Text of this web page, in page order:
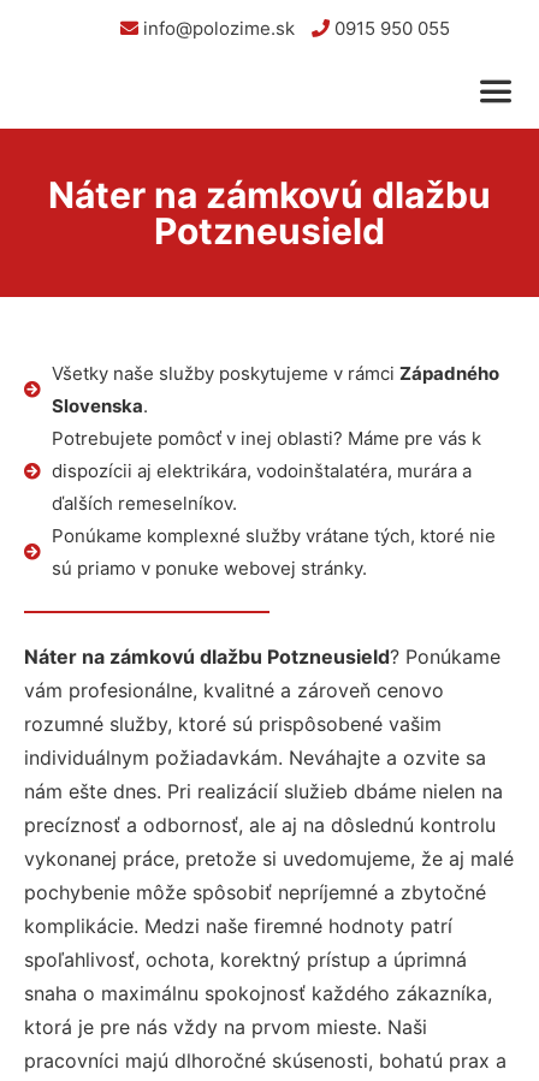
info@polozime.sk 0915 950 055
Náter na zámkovú dlažbu
Potzneusield
Všetky naše služby poskytujeme v rámci Západného
Slovenska.
Potrebujete pomôcť v inej oblasti? Máme pre vás k
dispozícii aj elektrikára, vodoinštalatéra, murára a
ďalších remeselníkov.
Ponúkame komplexné služby vrátane tých, ktoré nie
sú priamo v ponuke webovej stránky.
Náter na zámkovú dlažbu Potzneusield? Ponúkame
vám profesionálne, kvalitné a zároveň cenovo
rozumné služby, ktoré sú prispôsobené vašim
individuálnym požiadavkám. Neváhajte a ozvite sa
nám ešte dnes. Pri realizácií služieb dbáme nielen na
precíznosť a odbornosť, ale aj na dôslednú kontrolu
vykonanej práce, pretože si uvedomujeme, že aj malé
pochybenie môže spôsobiť nepríjemné a zbytočné
komplikácie. Medzi naše firemné hodnoty patrí
spoľahlivosť, ochota, korektný prístup a úprimná
snaha o maximálnu spokojnosť každého zákazníka,
ktorá je pre nás vždy na prvom mieste. Naši
pracovníci majú dlhoročné skúsenosti, bohatú prax a